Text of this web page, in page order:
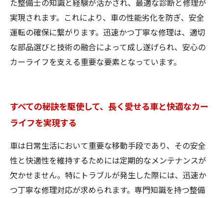
た整備士の知識と経験が活かされ、最適な診断と修理が
実現されます。これにより、車の性能劣化を防ぎ、安全
運転の確保に繋がります。迅速かつ丁寧な修理は、適切
な部品選びと技術の融合によって成し遂げられ、安心の
カーライフを支える重要な要素となっています。
すべての秘訣を駆使して、長く愛せる車と快適なカー
ライフを実現する
車は日常生活において重要な移動手段であり、その安全
性と快適性を維持するためには定期的なメンテナンスが
欠かせません。特にトラブルが発生した際には、迅速か
つ丁寧な修理対応が求められます。専門知識を持つ整備